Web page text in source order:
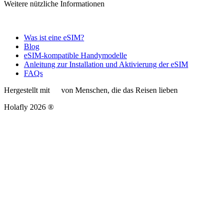
Weitere nützliche Informationen
Was ist eine eSIM?
Blog
eSIM-kompatible Handymodelle
Anleitung zur Installation und Aktivierung der eSIM
FAQs
Hergestellt mit
von Menschen, die das Reisen lieben
Holafly 2026 ®